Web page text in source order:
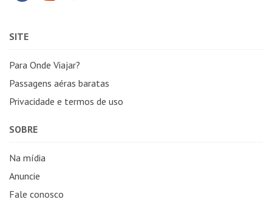
SITE
Para Onde Viajar?
Passagens aéras baratas
Privacidade e termos de uso
SOBRE
Na mídia
Anuncie
Fale conosco